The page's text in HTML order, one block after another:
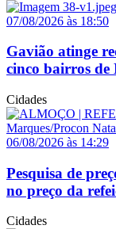
07/08/2026 às 18:50
Gavião atinge
cinco bairros de
Cidades
06/08/2026 às 14:29
Pesquisa de
no preço da
Cidades